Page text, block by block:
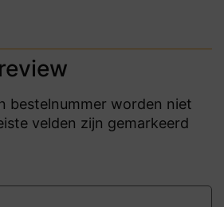
bestelnummer worden niet
velden zijn gemarkeerd